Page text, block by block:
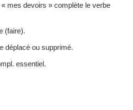
mes devoirs » complète le verbe
(faire).
déplacé ou supprimé.
essentiel.